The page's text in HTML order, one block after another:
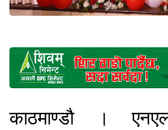
काठमाण्डौ ।